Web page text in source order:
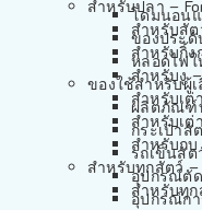
โดมนอน
ของประ
หลอดไฟ
ของใช้สำหรับผู้
ผลิตภัณฑ์
กระเป๋าสั
รถเข็นสัต
อุปกรณ์ตัด
อุปกรณ์ก
สำหรับปลา –
สำหรับสั
สำหรับกิ้ง
สำหรับงู
สำหรับเต่
สำหรับเต่
สำหรับกบ
สำหรับทุกสัตว์
สำหรับทุ